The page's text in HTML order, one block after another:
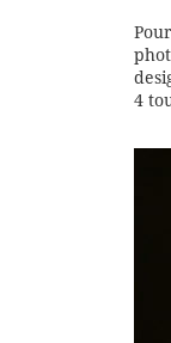
4